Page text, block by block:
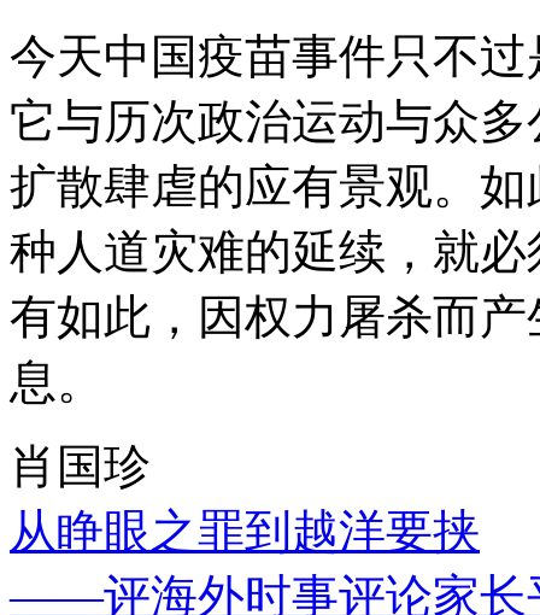
今天中国疫苗事件只不
它与历次政治运动与众
扩散肆虐的应有景观。
种人道灾难的延续，就
有如此，因权力屠杀而
息。
肖国珍
从睁眼之罪到越洋要挟
——评海外时事评论家长